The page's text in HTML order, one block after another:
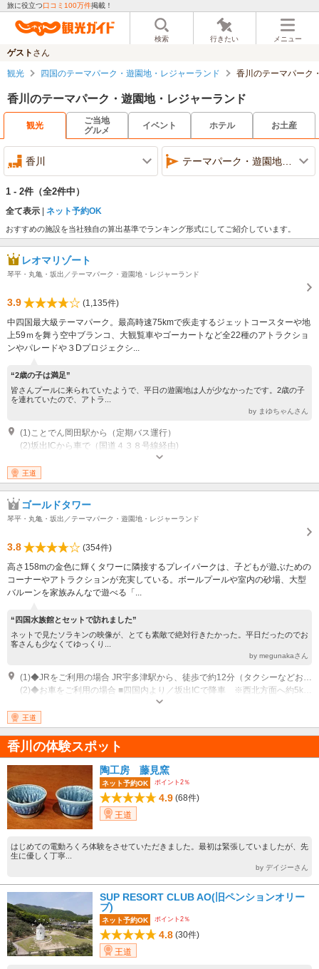
旅に役立つ口コミ100万件掲載！
検索 行きたい メニュー
ゲスト さん
観光 四国のテーマパーク・遊園地・レジャーランド 香川のテーマパーク
香川のテーマパーク・遊園地・レジャーランド
観光
ご当地
グルメ
イベント ホテル お土産
香川 テーマパーク・遊園地・レジャーランド
1 - 2件 （全2件中）
全て表示 ネット予約OK
おすすめの施設を当社独自の算出基準でランキング形式にしてご紹介しています。
レオマリゾート
琴平・丸亀・坂出／テーマパーク・遊園地・レジャーランド
3.9
(1,135件)
中四国最大級テーマパーク。最高時速75kmで疾走するジェットコースターや地
上59ｍを舞う空中ブランコ、大観覧車やゴーカートなど全22種のアトラクショ
ンやパレードや３Dプロジェクシ...
“2歳の子は満足”
皆さんプールに来られていたようで、平日の遊園地は人が少なかったです。2歳の子
を連れていたので、アトラ...
by まゆちゃんさん
(1)ことでん岡田駅から（定期バス運行）
(2)坂出ICから車で（国道４３８号線経由)
開園時間：10：00～16：00 ※季節・曜日によって異なります。詳しくは
ホームページからご確認ください。 休園日：なし（メンテナンス休業あ
り）
王道
ゴールドタワー
琴平・丸亀・坂出／テーマパーク・遊園地・レジャーランド
3.8
(354件)
高さ158mの金色に輝くタワーに隣接するプレイパークは、子どもが遊ぶための
コーナーやアトラクションが充実している。ボールプールや室内の砂場、大型
バルーンを家族みんなで遊べる「...
“四国水族館とセットで訪れました”
ネットで見たソラキンの映像が、とても素敵で絶対行きたかった。平日だったのでお
客さんも少なくてゆっくり...
by megunakaさん
営業時間：◆プレイパーク 平日土日祝 １０：００～１８：００（最終入
場受付１７：３０） ◆ソラキン 平日 １０：００～１８：００（最終
塔乗受付１７：３０） 土日祝 １０：００～２２：００（最終塔乗受付２
１：３０） 定休日：基本年中無休（不定期メンテナンス休業有） ※詳し
くはゴールドタワーホームページをご覧ください
王道
香川の体験スポット
陶工房 藤見窯
ネット予約OK ポイント2％
4.9 (68件)
王道
はじめての電動ろくろ体験をさせていただきました。最初は緊張していましたが、先
生に優しく丁寧...
by デイジーさん
SUP RESORT CLUB AO(旧ペンションオリー
ブ)
ネット予約OK ポイント2％
4.8 (30件)
王道